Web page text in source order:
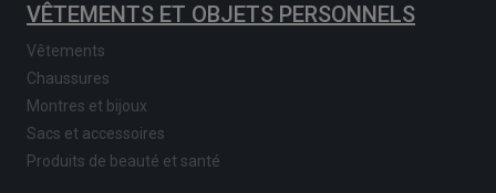
VÊTEMENTS ET OBJETS PERSONNELS
Vêtements
Chaussures
Montres et bijoux
Sacs et accessoires
Produits de beauté et santé